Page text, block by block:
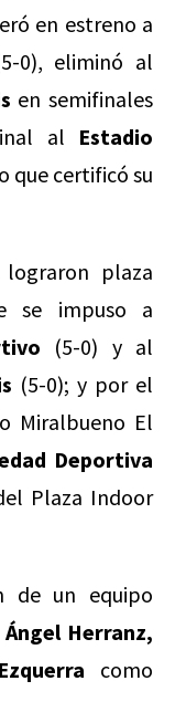
en estreno a
0), eliminó al
en semifinales
al Estadio
que certificó su
plaza
se impuso a
(5-0) y al
(5-0); y por el
Miralbueno El
Deportiva
Plaza Indoor
de un equipo
Herranz,
como